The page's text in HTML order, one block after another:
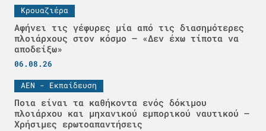
Κρουαζιέρα
Αφήνει τις γέφυρες μία από τις διασημότερες
πλοιάρχους στον κόσμο – «Δεν έχω τίποτα να
αποδείξω»
06.08.26
ΑΕΝ - Εκπαίδευση
Ποια είναι τα καθήκοντα ενός δόκιμου
πλοιάρχου και μηχανικού εμπορικού ναυτικού –
Χρήσιμες ερωτοαπαντήσεις